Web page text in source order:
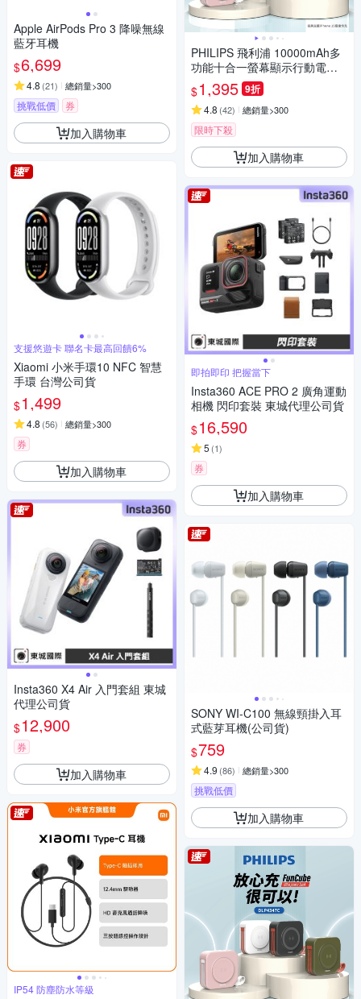
Apple AirPods Pro 3 降噪無線
藍牙耳機
$6,699
4.8 (21) 總銷量>300
挑戰低價 券
加入購物車
支援悠遊卡 聯名卡最高回饋6%
Xiaomi 小米手環10 NFC 智慧
手環 台灣公司貨
$1,499
4.8 (56) 總銷量>300
券
加入購物車
Insta360 X4 Air 入門套組 東城
代理公司貨
$12,900
券
加入購物車
IP54 防塵防水等級
PHILIPS 飛利浦 10000mAh多
功能十合一螢幕顯示行動電源
DLP4347C
$1,395 9折
4.8 (42) 總銷量>300
限時下殺
加入購物車
即拍即印 把握當下
Insta360 ACE PRO 2 廣角運動
相機 閃印套裝 東城代理公司貨
$16,590
5 (1)
券
加入購物車
SONY WI-C100 無線頸掛入耳
式藍芽耳機(公司貨)
$759
4.9 (86) 總銷量>300
挑戰低價
加入購物車